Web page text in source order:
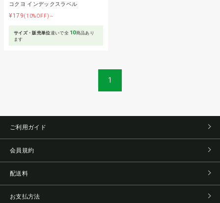
コクヨ インデックスラベル
¥179(10%OFF)～
サイズ・販売単位違いで全 10商品あり
ます
1
ご利用ガイド
会員規約
配送料
お支払方法